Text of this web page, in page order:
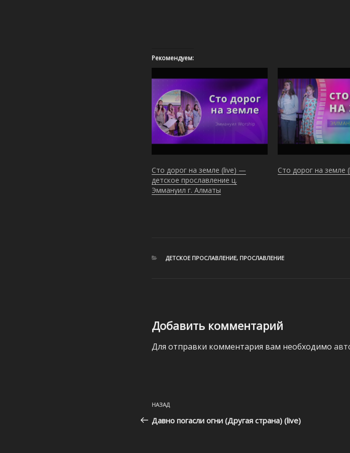
Рекомендуем:
Сто дорог на земле (live) —
детское прославление ц.
Эммануил г. Алматы
Сто дорог на земле
РУБРИКИ
ДЕТСКОЕ ПРОСЛАВЛЕНИЕ, ПРОСЛАВЛЕНИЕ
Добавить комментарий
Для отправки комментария вам необходимо
Навигация
по
записям
Предыдущая
запись:
НАЗАД
Давно погасли огни (Другая страна) (live)